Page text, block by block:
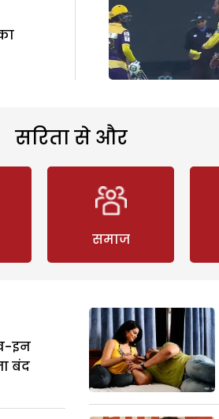
सरिता से और
समाज
इन
बंद